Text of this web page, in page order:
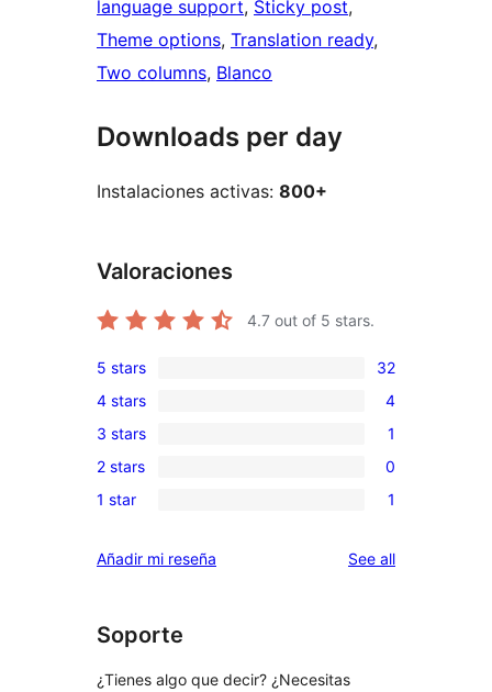
language support, Sticky post
Theme options, Translation ready
Two columns, Blanco
Downloads per day
Instalaciones activas: 800+
Valoraciones
4.7 out of 5 stars.
32
5-
star
reviews
5 stars 32
4
4-
star
reviews
4 stars 4
1
3-
star
3 stars 1
0
2-
reviews
2 stars 0
1
star
1 star 1
Añadir mi reseña See allreviews
Soporte
¿Tienes algo que decir? ¿Necesitas